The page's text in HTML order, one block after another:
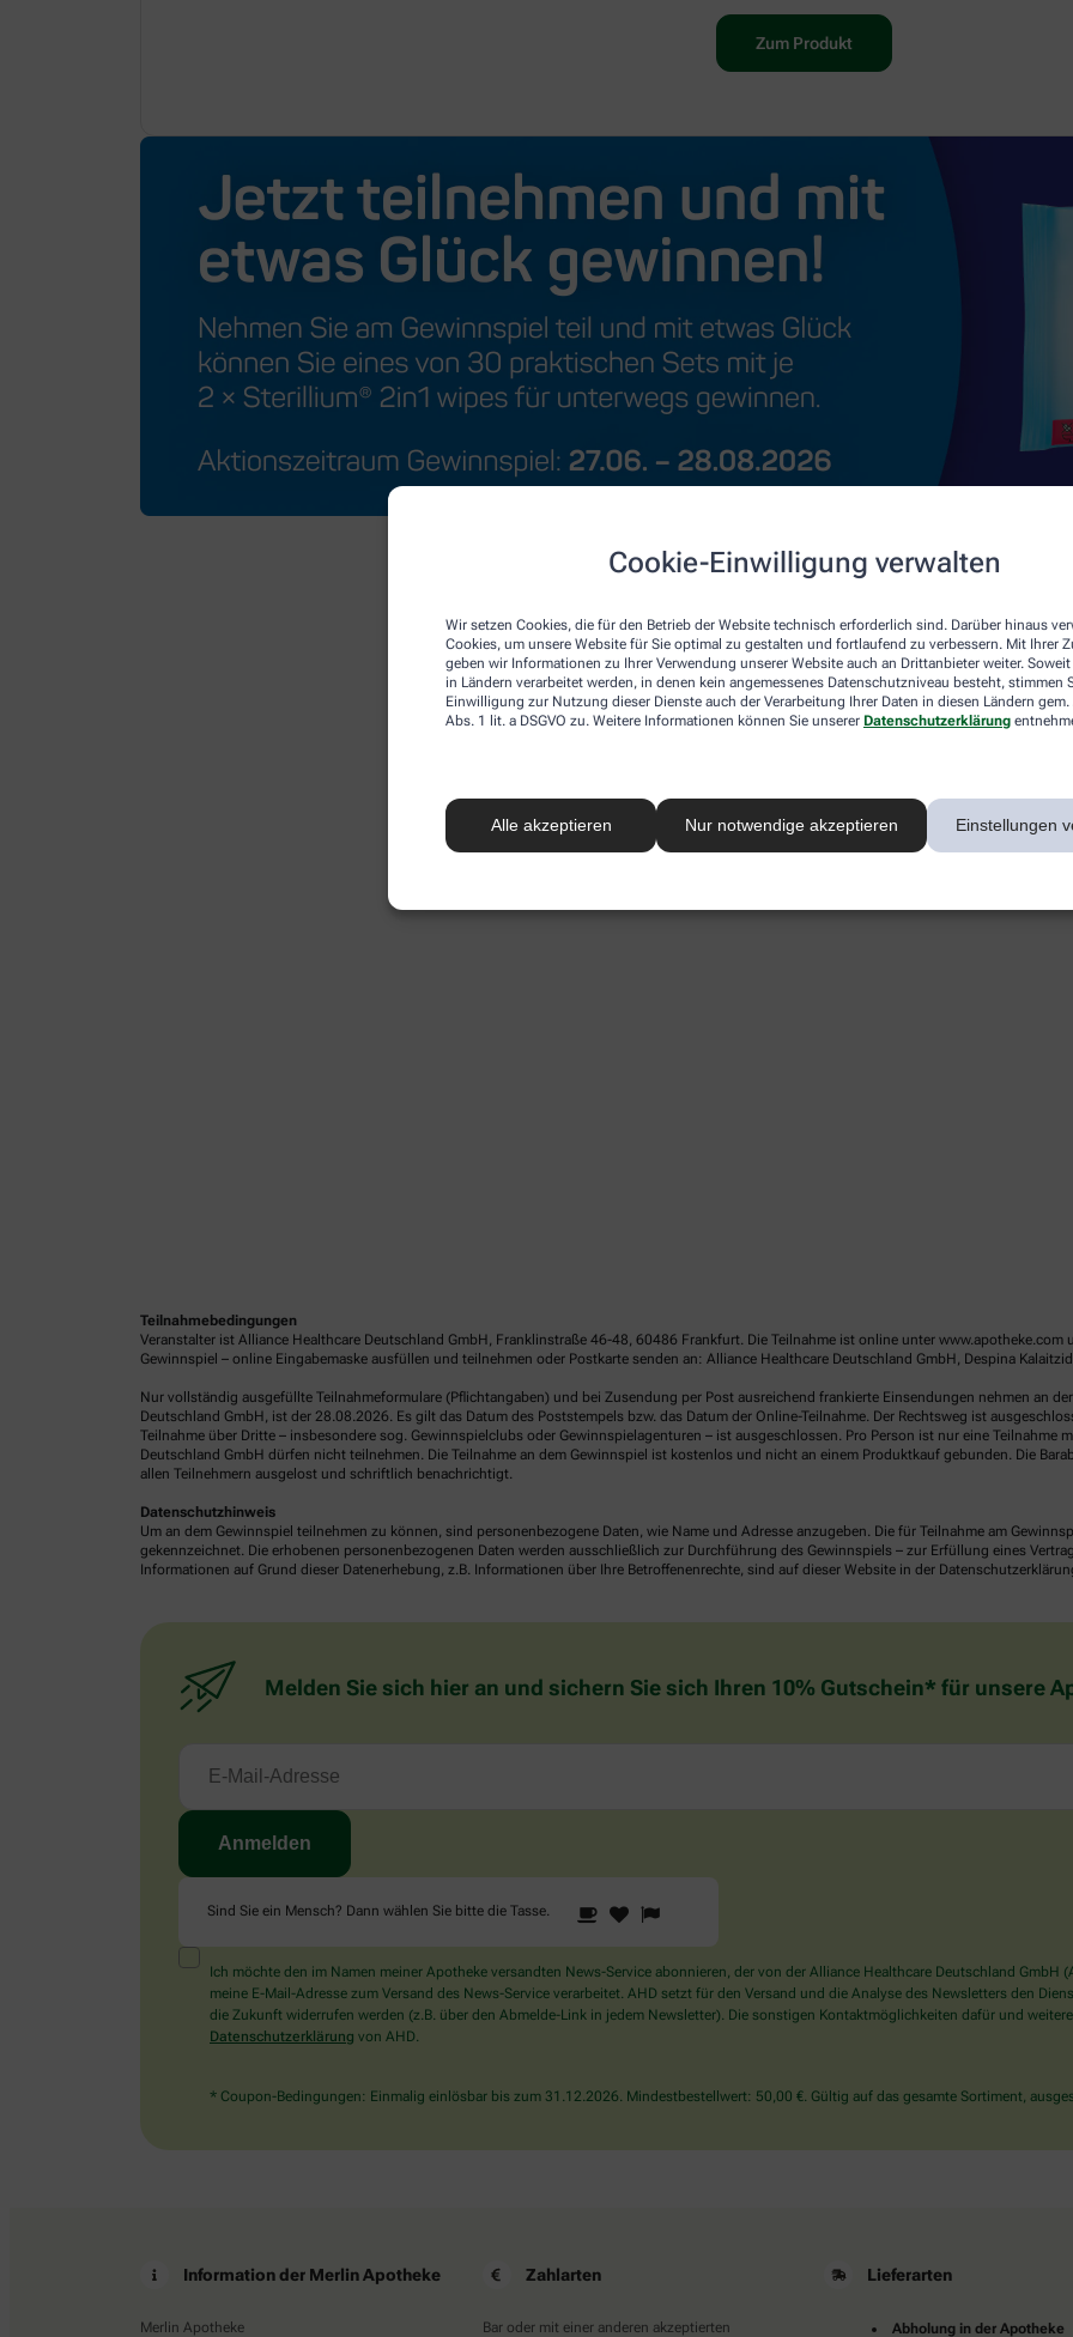
Cookie-Einwilligung verwalten
Wir setzen Cookies, die für den Betrieb der Website technisch erforderlich sind. Darüber hinaus
Cookies, um unsere Website für Sie optimal zu gestalten und fortlaufend zu verbessern. Mit Ihrer
geben wir Informationen zu Ihrer Verwendung unserer Website auch an Drittanbieter weiter. Soweit
in Ländern verarbeitet werden, in denen kein angemessenes Datenschutzniveau besteht, stimmen
Einwilligung zur Nutzung dieser Dienste auch der Verarbeitung Ihrer Daten in diesen Ländern
Abs. 1 lit. a DSGVO zu. Weitere Informationen können Sie unserer Datenschutzerklärung
Alle akzeptieren Nur notwendige akzeptieren Einstellungen
Zum Produkt
Teilnahmebedingungen
Veranstalter ist Alliance Healthcare Deutschland GmbH, Franklinstraße 46-48, 60486 Frankfurt. Die Teilnahme ist online unter
Gewinnspiel – online Eingabemaske ausfüllen und teilnehmen oder Postkarte senden an: Alliance Healthcare Deutschland GmbH, Despina
Nur vollständig ausgefüllte Teilnahmeformulare (Pflichtangaben) und bei Zusendung per Post ausreichend frankierte Einsendungen nehmen an
Deutschland GmbH, ist der 28.08.2026. Es gilt das Datum des Poststempels bzw. das Datum der Online-Teilnahme. Der Rechtsweg ist
Teilnahme über Dritte – insbesondere sog. Gewinnspielclubs oder Gewinnspielagenturen – ist ausgeschlossen. Pro Person ist nur eine Teilnahme
Deutschland GmbH dürfen nicht teilnehmen. Die Teilnahme an dem Gewinnspiel ist kostenlos und nicht an einem Produktkauf gebunden. Die
allen Teilnehmern ausgelost und schriftlich benachrichtigt.
Datenschutzhinweis
Um an dem Gewinnspiel teilnehmen zu können, sind personenbezogene Daten, wie Name und Adresse anzugeben. Die für Teilnahme am
gekennzeichnet. Die erhobenen personenbezogenen Daten werden ausschließlich zur Durchführung des Gewinnspiels – zur Erfüllung eines
Informationen auf Grund dieser Datenerhebung, z.B. Informationen über Ihre Betroffenenrechte, sind auf dieser Website in der
Melden Sie sich hier an und sichern Sie sich Ihren 10% Gutschein* für unsere
Sind Sie ein Mensch? Dann wählen Sie bitte die Tasse.
Sind
Sie
Mensch?
Dann
wählen
Tasse.
1 2
Ich möchte den im Namen meiner Apotheke versandten News-Service abonnieren, der von der Alliance Healthcare Deutschland
meine E-Mail-Adresse zum Versand des News-Service verarbeitet. AHD setzt für den Versand und die Analyse des Newsletters den
die Zukunft widerrufen werden (z.B. über den Abmelde-Link in jedem Newsletter). Die sonstigen Kontaktmöglichkeiten dafür und
Datenschutzerklärung von AHD.
* Coupon-Bedingungen: Einmalig einlösbar bis zum 31.12.2026. Mindestbestellwert: 50,00 €. Gültig auf das gesamte Sortiment,
Information der Merlin Apotheke
Merlin Apotheke
Zahlarten
Bar oder mit einer anderen akzeptierten
Lieferarten
Abholung in der Apotheke